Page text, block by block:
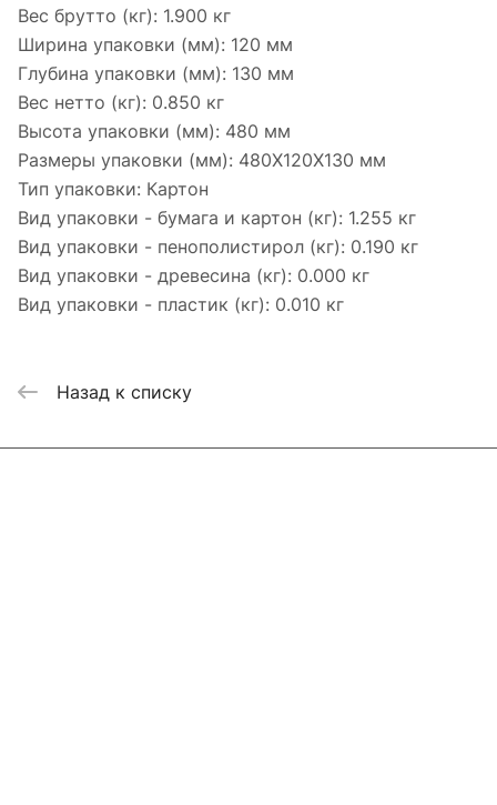
Вес брутто (кг): 1.900 кг
Ширина упаковки (мм): 120 мм
Глубина упаковки (мм): 130 мм
Вес нетто (кг): 0.850 кг
Высота упаковки (мм): 480 мм
Размеры упаковки (мм): 480X120X130 мм
Тип упаковки: Картон
Вид упаковки - бумага и картон (кг): 1.255 кг
Вид упаковки - пенополистирол (кг): 0.190 кг
Вид упаковки - древесина (кг): 0.000 кг
Вид упаковки - пластик (кг): 0.010 кг
Назад к списку